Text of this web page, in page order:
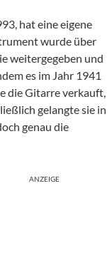
hat eine eigene
wurde über
weitergegeben und
es im Jahr 1941
die Gitarre verkauft,
gelangte sie in
genau die
ANZEIGE